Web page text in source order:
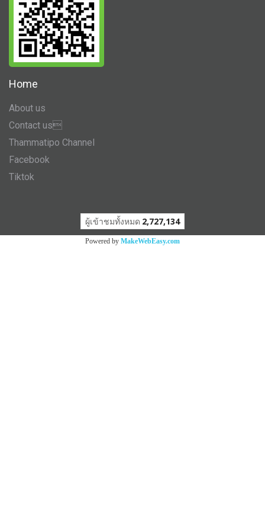
Home
About us
Contact us
Thammatipo Channel
Facebook
Tiktok
ผู้เข้าชมทั้งหมด 2,727,134
Powered by MakeWebEasy.com